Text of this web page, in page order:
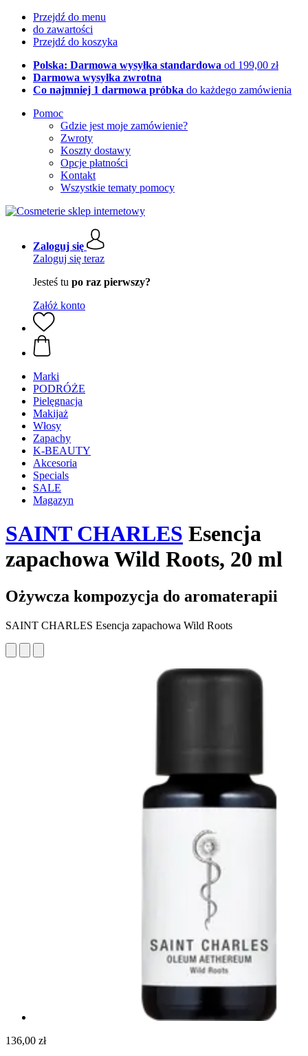
Przejdź do menu
do zawartości
Przejdź do koszyka
Polska: Darmowa wysyłka standardowa od 199,00 zł
Darmowa wysyłka zwrotna
Co najmniej 1 darmowa próbka do każdego zamówienia
Pomoc
Gdzie jest moje zamówienie?
Zwroty
Koszty dostawy
Opcje płatności
Kontakt
Wszystkie tematy pomocy
Zaloguj się
Zaloguj się teraz
Jesteś tu po raz pierwszy?
Załóż konto
Marki
PODRÓŻE
Pielęgnacja
Makijaż
Włosy
Zapachy
K-BEAUTY
Akcesoria
Specials
SALE
Magazyn
SAINT CHARLES Esencja
zapachowa Wild Roots, 20 ml
Ożywcza kompozycja do aromaterapii
SAINT CHARLES Esencja zapachowa Wild Roots
136,00 zł